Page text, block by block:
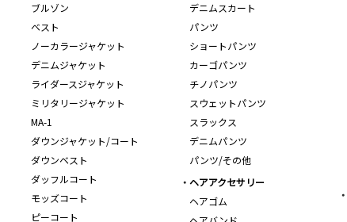
ブルゾン
ベスト
ノーカラージャケット
デニムジャケット
ライダースジャケット
ミリタリージャケット
MA-1
ダウンジャケット/コート
ダウンベスト
ダッフルコート
モッズコート
ピーコート
デニムスカート
パンツ
ショートパンツ
カーゴパンツ
チノパンツ
スウェットパンツ
スラックス
デニムパンツ
パンツ/その他
ヘアアクセサリー
ヘアゴム